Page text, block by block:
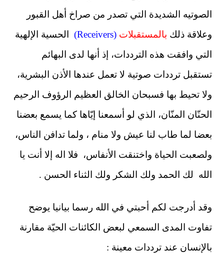
الصوتيه الشديدة التي تصدر من صراخ أهل القبور
وعلاقة ذلك بالمستقبلات (
Receivers
) الحسية الإلهية
التي وافقت هذه الترددات، إذ أنها لدى البهائم
تستقبل ترددات صوتية لا تعمل عندها الأذن البشرية،
ولا تحيط بها فسبحان الخالق العظيم الرؤوف الرحيم
الحنّان المنّان، الذي لو أسمعنا إيّاها كما يسمع بعضنا
بعضا لما طاب لنا عيش ولا منام ، ولما تدافن الناس،
ولصعبت الحياة واختنقت الأنفاس، فلا اله إلا أنت يا
الله لك الحمد ولك الشكر ولك الثناء الحسن .
وقد أدرجت لكم أحبتي في الله رسما بيانيا يوضح
تفاوت المدى السمعي لبعض الكائنات الحيّة مقارنة
بالإنسان عند ترددات معينة :